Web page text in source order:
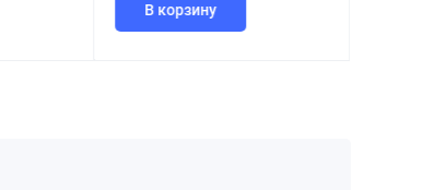
В корзину